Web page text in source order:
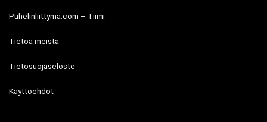
Puhelinliittymä.com – Tiimi
Tietoa meistä
Tietosuojaseloste
Käyttöehdot